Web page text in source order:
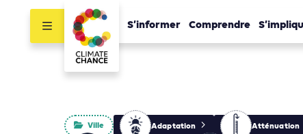
S’informer Comprendre
Ville Adaptation Atténuation